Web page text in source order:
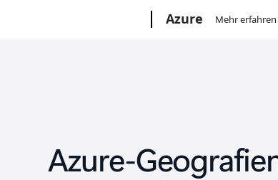
Azure Mehr erfahren
Azure-